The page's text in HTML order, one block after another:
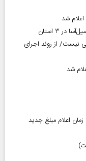
شد
نیست/ از روند اجرای
شد
اعلام مبلغ جدید